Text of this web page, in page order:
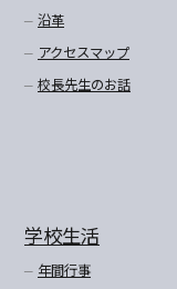
沿革
アクセスマップ
校長先生のお話
学校生活
年間行事